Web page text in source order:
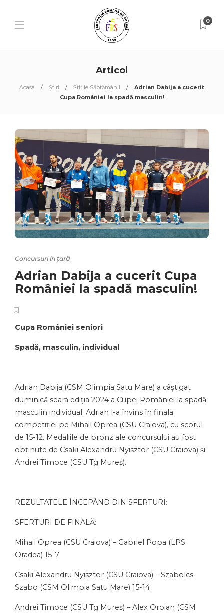
0
Articol
Acasa Știri Știrile Săptămânii
Adrian Dabija a cucerit
Cupa României la spadă masculin!
Concursuri în țară
Adrian Dabija a cucerit Cupa
României la spadă masculin!
Cupa României seniori
Spadă, masculin, individual
Adrian Dabija (CSM Olimpia Satu Mare) a câștigat
duminică seara ediția 2024 a Cupei României la spadă
masculin individual. Adrian l-a învins în finala
competiției pe Mihail Oprea (CSU Craiova), cu scorul
de 15-12. Medaliile de bronz ale concursului au fost
obținute de Csaki Alexandru Nyisztor (CSU Craiova) și
Andrei Timoce (CSU Tg Mureș).
REZULTATELE ÎNCEPÂND DIN SFERTURI:
SFERTURI DE FINALĂ:
Mihail Oprea (CSU Craiova) – Gabriel Popa (LPS
Oradea) 15-7
Csaki Alexandru Nyisztor (CSU Craiova) – Szabolcs
Szabo (CSM Olimpia Satu Mare) 15-14
Andrei Timoce (CSU Tg Mureș) – Alex Oroian (CSM